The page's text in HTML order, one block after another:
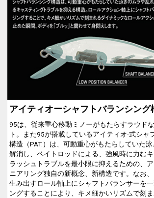
アイティオーシャフトバランシン
95は、従来重心移動ミノーがもたらすラウド
ト。また95が搭載しているアイティオ-式シャ
構造（PAT.）は、可動重心がもたらしていた
解消し、ベイトロッドによる、強風時に力む
ラッシュトラブルを最小限に抑えるための、
ニアリング独自の新概念、新構造です。なお
生み出すロール軸上にシャフトバランサーを
ングすることにより、キメ細かいリズムで刻